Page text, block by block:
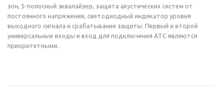
зон, 5-полосный эквалайзер, защита акустических систем от
постоянного напряжения, светодиодный индикатор уровня
выходного сигнала и срабатывания защиты. Первый и второй
универсальные входы и вход для подключения АТС являются
приоритетными.